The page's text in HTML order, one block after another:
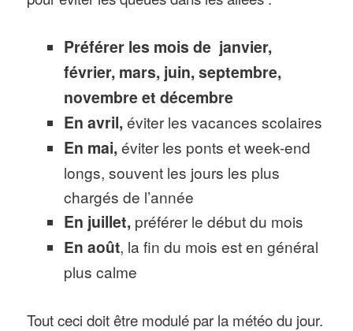
Préférer les mois de janvier,
février, mars, juin, septembre,
novembre et décembre
En avril,éviter les vacances scolaires
En mai,éviter les ponts et week-end
longs, souvent les jours les plus
chargés de l’année
En juillet,préférer le début du mois
En août, la fin du mois est en général
plus calme
Tout ceci doit être modulé par la météo du jour.